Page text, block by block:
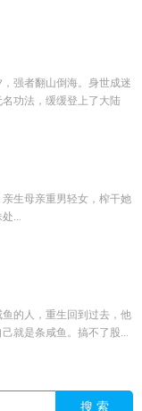
强者翻山倒海。身世成迷
功法，缓缓登上了大陆
生母亲重男轻女，榨干她
...
的人，重生回到过去，他
就是条咸鱼。搞不了股...
搜 索